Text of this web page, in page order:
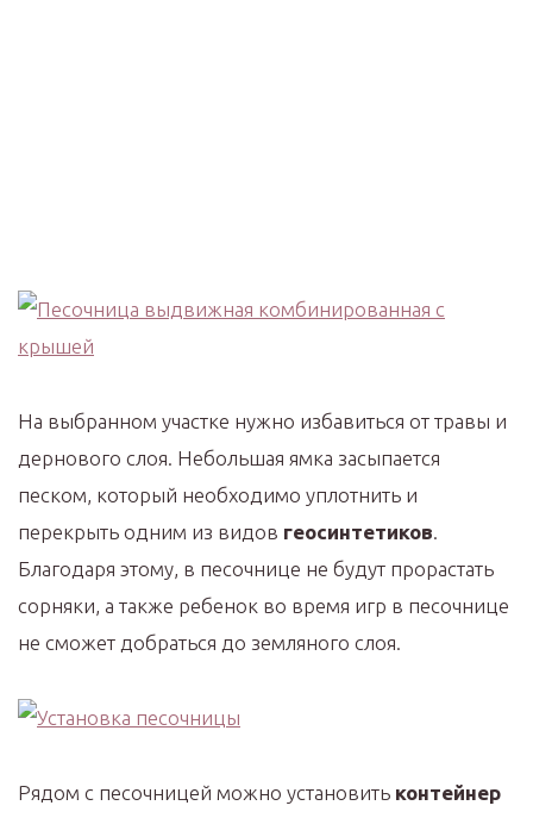
На выбранном участке нужно избавиться от травы и
дернового слоя. Небольшая ямка засыпается
песком, который необходимо уплотнить и
перекрыть одним из видов геосинтетиков.
Благодаря этому, в песочнице не будут прорастать
сорняки, а также ребенок во время игр в песочнице
не сможет добраться до земляного слоя.
Рядом с песочницей можно установить контейнер